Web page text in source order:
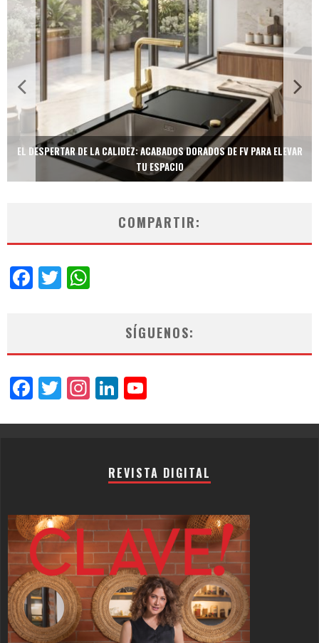
LA CALIDEZ: ACABADOS DORADOS DE FV PARA ELEVAR
TU ESPACIO
TECNOLOGÍA Y
COMPARTIR:
Facebook
Twitter
SÍGUENOS:
Facebook
Twitter
Instagram
LinkedIn
REVISTA DIGITAL